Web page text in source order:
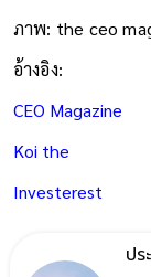
ภาพ: the ceo
อ้างอิง:
CEO Magazine
Koi the
Investerest
ป